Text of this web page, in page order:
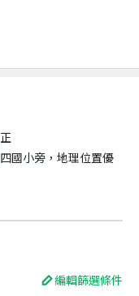
國小旁，地理位置優
編輯篩選條件